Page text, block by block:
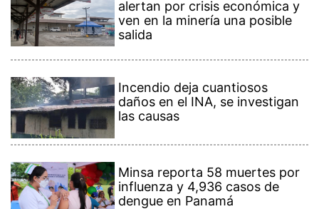
alertan por crisis económica y
ven en la minería una posible
salida
Incendio deja cuantiosos
daños en el INA, se investigan
las causas
Minsa reporta 58 muertes por
influenza y 4,936 casos de
dengue en Panamá